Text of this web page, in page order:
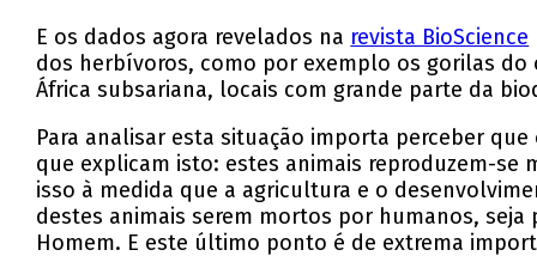
E os dados agora revelados na revista BioScience
dos herbívoros, como por exemplo os gorilas do
África subsariana, locais com grande parte da
Para analisar esta situação importa perceber
que explicam isto: estes animais reproduzem-se
isso à medida que a agricultura e o
destes animais serem mortos por humanos,
Homem. E este último ponto é de extrema